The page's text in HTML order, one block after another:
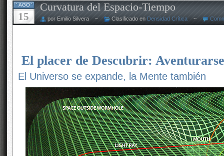
AGO
15
Curvatura del Espacio-Tiempo
por Emilio Silvera ~ Clasificado en Densidad Crítica~
El placer de Descubrir:
El Universo se expande, la Mente también